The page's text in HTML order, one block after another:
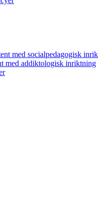
med socialpedagogisk
med addiktologisk inriktning